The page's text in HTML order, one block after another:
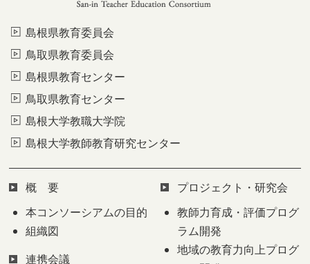
島根県教育委員会
鳥取県教育委員会
島根県教育センター
鳥取県教育センター
島根大学教職大学院
島根大学教師教育研究センター
概 要
本コンソーシアムの目的
組織図
連携会議
プロジェクト・研究会
教師力育成・評価プログ
ラム開発
地域の教育力向上プログ